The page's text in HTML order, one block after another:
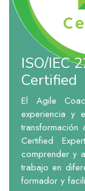
ISO/IEC
Certified
El Agile
experiencia y
Certified
comprender y
trabajo en
formador y